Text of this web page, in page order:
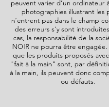
peuvent varier d’un ordinateur
photographies illustrant les
n’entrent pas dans le champ
des erreurs s’y sont
cas, la responsabilité de la
NOIR ne pourra être
que les produits proposés
"fait à la main" sont, par
à la main, ils peuvent donc
ou défauts.